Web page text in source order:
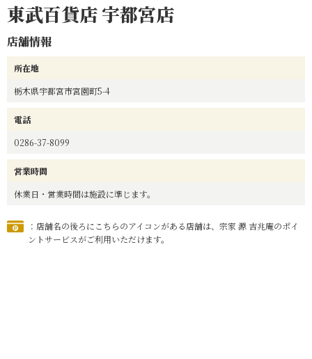
東武百貨店 宇都宮店
店舗情報
所在地
栃木県宇都宮市宮園町5-4
電話
0286-37-8099
営業時間
休業日・営業時間は施設に準じます。
：店舗名の後ろにこちらのアイコンがある店舗は、宗家 源 吉兆庵のポイ
ントサービスがご利用いただけます。